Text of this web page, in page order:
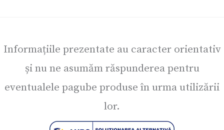
Informațiile prezentate au caracter orientativ
și nu ne asumăm răspunderea pentru
eventualele pagube produse în urma utilizării
lor.